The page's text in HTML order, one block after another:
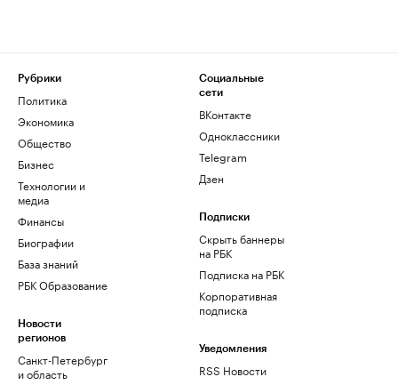
Рубрики
Политика
Экономика
Общество
Бизнес
Технологии и
медиа
Финансы
Биографии
База знаний
РБК Образование
Новости
регионов
Санкт-Петербург
и область
Социальные
сети
ВКонтакте
Одноклассники
Telegram
Дзен
Подписки
Скрыть баннеры
на РБК
Подписка на РБК
Корпоративная
подписка
Уведомления
RSS Новости